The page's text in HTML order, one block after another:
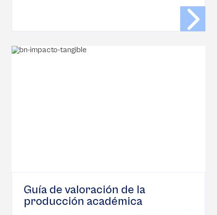
Guía de valoración de la
producción académica